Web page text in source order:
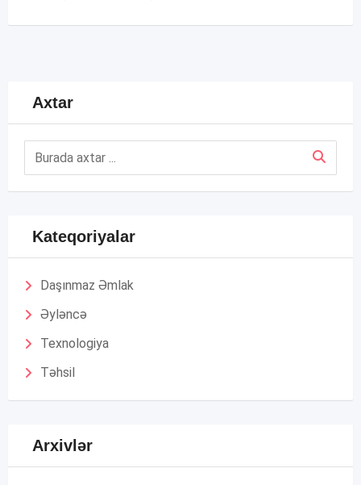
Axtar
Kateqoriyalar
Daşınmaz Əmlak
Əyləncə
Texnologiya
Təhsil
Arxivlər